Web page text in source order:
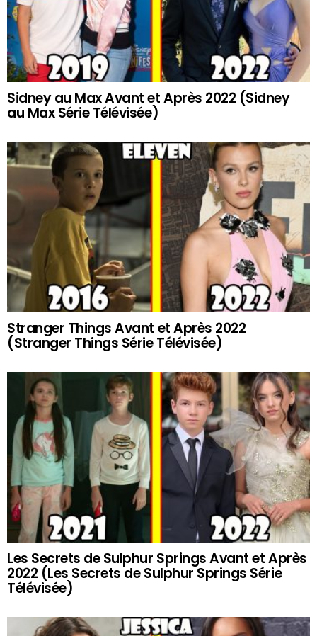
Sidney au Max Avant et Après 2022 (Sidney
au Max Série Télévisée)
Stranger Things Avant et Après 2022
(Stranger Things Série Télévisée)
Les Secrets de Sulphur Springs Avant et Après
2022 (Les Secrets de Sulphur Springs Série
Télévisée)